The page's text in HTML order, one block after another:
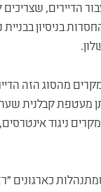
הדיירים, שצריכים
בניסיון בבניית
מהסוג הזה
מעטפת קבלנית
ניגוד
כארגונים